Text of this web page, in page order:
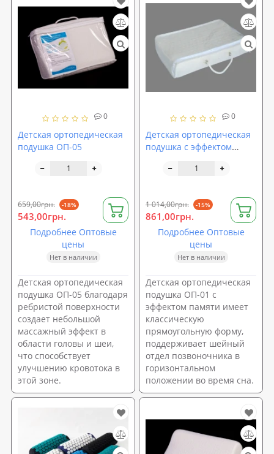
0
Детская ортопедическая
подушка ОП-05
659,00грн. -18%
543,00грн.
Подробнее Оптовые
цены
Нет в наличии
Детская ортопедическая
подушка ОП-05 благодаря
ребристой поверхности
создает небольшой
массажный эффект в
области головы и шеи,
что способствует
улучшению кровотока в
этой зоне.
0
Детская ортопедическая
подушка с эффектом
1 014,00грн. -15%
861,00грн.
Подробнее Оптовые
цены
Нет в наличии
Детская ортопедическая
подушка ОП-01 с
эффектом памяти имеет
классическую
прямоугольную форму,
поддерживает шейный
отдел позвоночника в
горизонтальном
положении во время сна.